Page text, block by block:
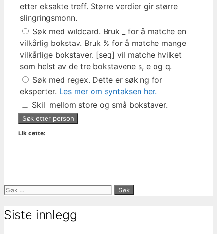
etter eksakte treff. Større verdier gir større
slingringsmonn.
Søk med wildcard. Bruk _ for å matche en
vilkårlig bokstav. Bruk % for å matche mange
vilkårlige bokstaver. [seq] vil matche hvilket
som helst av de tre bokstavene s, e og q.
Søk med regex. Dette er søking for
eksperter. Les mer om syntaksen her.
Skill mellom store og små bokstaver.
Lik dette:
Søk
Siste innlegg